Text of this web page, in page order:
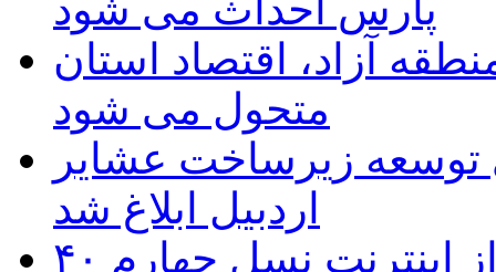
آزاد، اقتصاد استان
متحول می شود
برای توسعه زیرساخت عشایر
اردبیل ابلاغ شد
۴۰ روستای شهرستان گِرمی از اینترنت نسل چهارم